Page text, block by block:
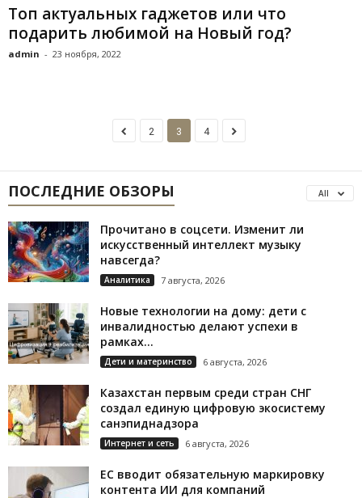
Топ актуальных гаджетов или что
подарить любимой на Новый год?
admin - 23 ноября, 2022
2 3 4
ПОСЛЕДНИЕ ОБЗОРЫ All
Прочитано в соцсети. Изменит ли
искусственный интеллект музыку
навсегда?
Аналитика 7 августа, 2026
Новые технологии на дому: дети с
инвалидностью делают успехи в
рамках...
Дети и материнство 6 августа, 2026
Казахстан первым среди стран СНГ
создал единую цифровую экосистему
санэпиднадзора
Интернет и сеть 6 августа, 2026
ЕС вводит обязательную маркировку
контента ИИ для компаний